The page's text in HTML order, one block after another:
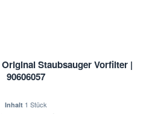
Staubsauger Vorfilter |
90606057
Inhalt 1 Stück